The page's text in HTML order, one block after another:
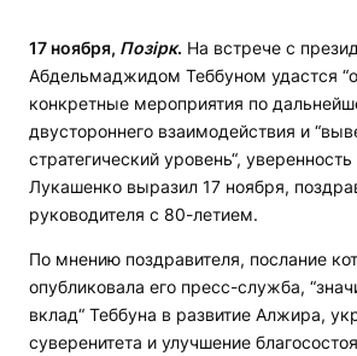
17 ноября, Позірк. На встрече с
Абдельмаджидом Теббуном удастся
конкретные мероприятия по
двустороннего взаимодействия и
стратегический уровень“,
Лукашенко выразил 17 ноября,
руководителя с 80-летием.
По мнению поздравителя, послание
опубликовала его пресс-служба,
вклад“ Теббуна в развитие Алжира,
суверенитета и улучшение